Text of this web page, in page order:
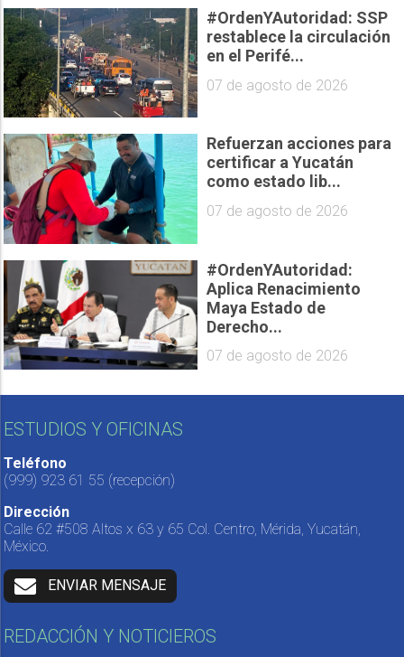
#OrdenYAutoridad: SSP
restablece la circulación
en el Perifé...
07 de agosto de 2026
Refuerzan acciones para
certificar a Yucatán
como estado lib...
07 de agosto de 2026
#OrdenYAutoridad:
Aplica Renacimiento
Maya Estado de
Derecho...
07 de agosto de 2026
ESTUDIOS Y OFICINAS
Teléfono
(999) 923 61 55 (recepción)
Dirección
Calle 62 #508 Altos x 63 y 65 Col. Centro, Mérida, Yucatán,
México.
ENVIAR MENSAJE
REDACCIÓN Y NOTICIEROS